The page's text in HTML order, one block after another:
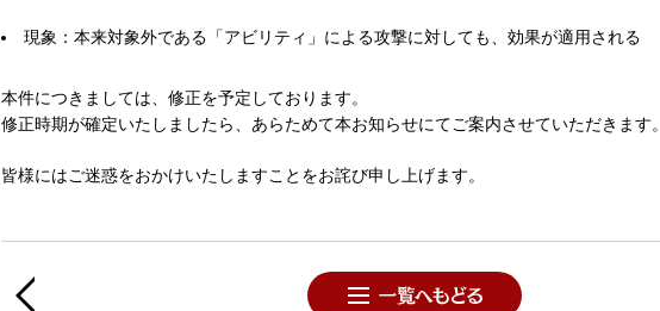
現象：本来対象外である「アビリティ」による攻撃に対しても、効果が適用される
本件につきましては、修正を予定しております。
修正時期が確定いたしましたら、あらためて本お知らせにてご案内させていただきます。
皆様にはご迷惑をおかけいたしますことをお詫び申し上げます。